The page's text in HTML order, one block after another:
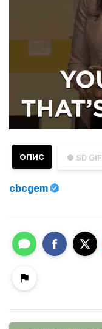
● SD GIF
ОПИС
cbcgem